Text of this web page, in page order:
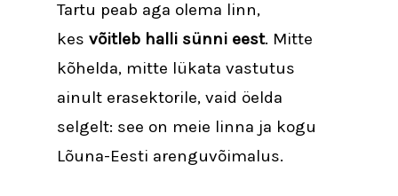
Tartu peab aga olema linn,
kes võitleb halli sünni eest. Mitte
kõhelda, mitte lükata vastutus
ainult erasektorile, vaid öelda
selgelt: see on meie linna ja kogu
Lõuna-Eesti arenguvõimalus.